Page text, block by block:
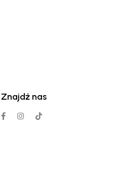
Znajdź nas